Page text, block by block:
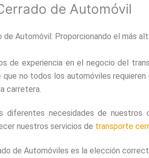
de Automóvil
de Automóvil: Proporcionando el más
de experiencia en el negocio del
que no todos los automóviles
carretera.
diferentes necesidades de nuestros
nuestros servicios de transporte
de Automóviles es la elección